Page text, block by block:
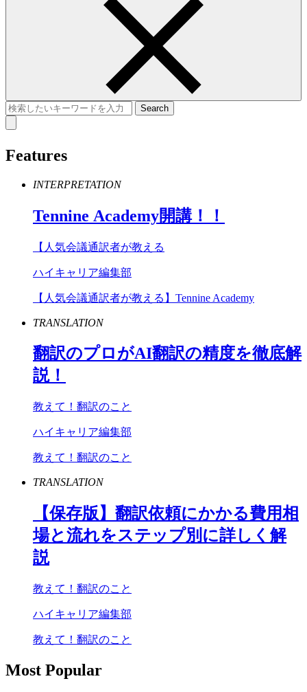
Features
INTERPRETATION
Tennine Academy開講！！
【人気会議通訳者が教える
ハイキャリア編集部
【人気会議通訳者が教える】Tennine Academy
TRANSLATION
翻訳のプロがAI翻訳の精度を徹底解
説！
教えて！翻訳のこと
ハイキャリア編集部
教えて！翻訳のこと
TRANSLATION
【保存版】翻訳依頼にかかる費用相
場と流れをステップ別に詳しく解
説
教えて！翻訳のこと
ハイキャリア編集部
教えて！翻訳のこと
Most Popular